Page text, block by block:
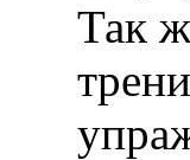
Так